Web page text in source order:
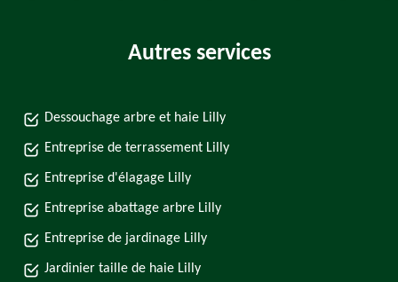
Autres services
Dessouchage arbre et haie Lilly
Entreprise de terrassement Lilly
Entreprise d'élagage Lilly
Entreprise abattage arbre Lilly
Entreprise de jardinage Lilly
Jardinier taille de haie Lilly